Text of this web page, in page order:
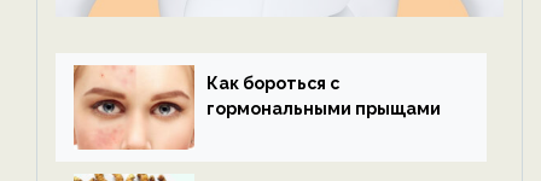
Как бороться с
гормональными прыщами